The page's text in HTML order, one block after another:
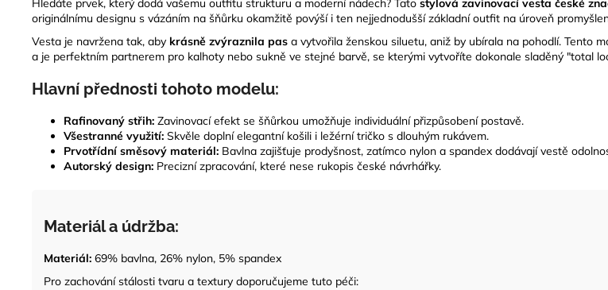
Hledáte prvek, který dodá vašemu outfitu strukturu a moderní nádech? Tato stylová zavinovací vesta české
originálnímu designu s vázáním na šňůrku okamžitě povýší i ten nejjednodušší základní outfit na úroveň
Vesta je navržena tak, aby krásně zvýraznila pas a vytvořila ženskou siluetu, aniž by ubírala na pohodlí. Tento
a je perfektním partnerem pro kalhoty nebo sukně ve stejné barvě, se kterými vytvoříte dokonale sladěný "total
Hlavní přednosti tohoto modelu:
Rafinovaný střih: Zavinovací efekt se šňůrkou umožňuje individuální přizpůsobení postavě.
Všestranné využití: Skvěle doplní elegantní košili i ležérní tričko s dlouhým rukávem.
Prvotřídní směsový materiál: Bavlna zajišťuje prodyšnost, zatímco nylon a spandex dodávají vestě
Autorský design: Precizní zpracování, které nese rukopis české návrhářky.
Materiál a údržba:
Materiál: 69% bavlna, 26% nylon, 5% spandex
Pro zachování stálosti tvaru a textury doporučujeme tuto péči: